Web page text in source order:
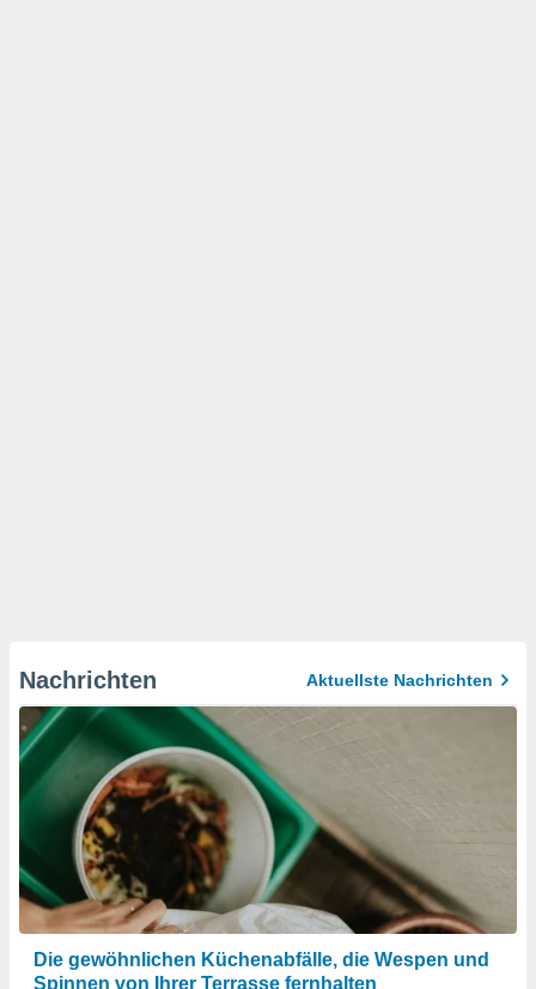
Nachrichten Aktuellste Nachrichten
Die gewöhnlichen Küchenabfälle, die Wespen und
Spinnen von Ihrer Terrasse fernhalten